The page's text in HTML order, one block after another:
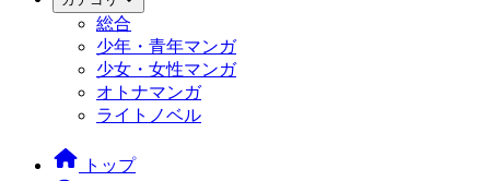
総合
少年・青年マンガ
少女・女性マンガ
オトナマンガ
ライトノベル
トップ